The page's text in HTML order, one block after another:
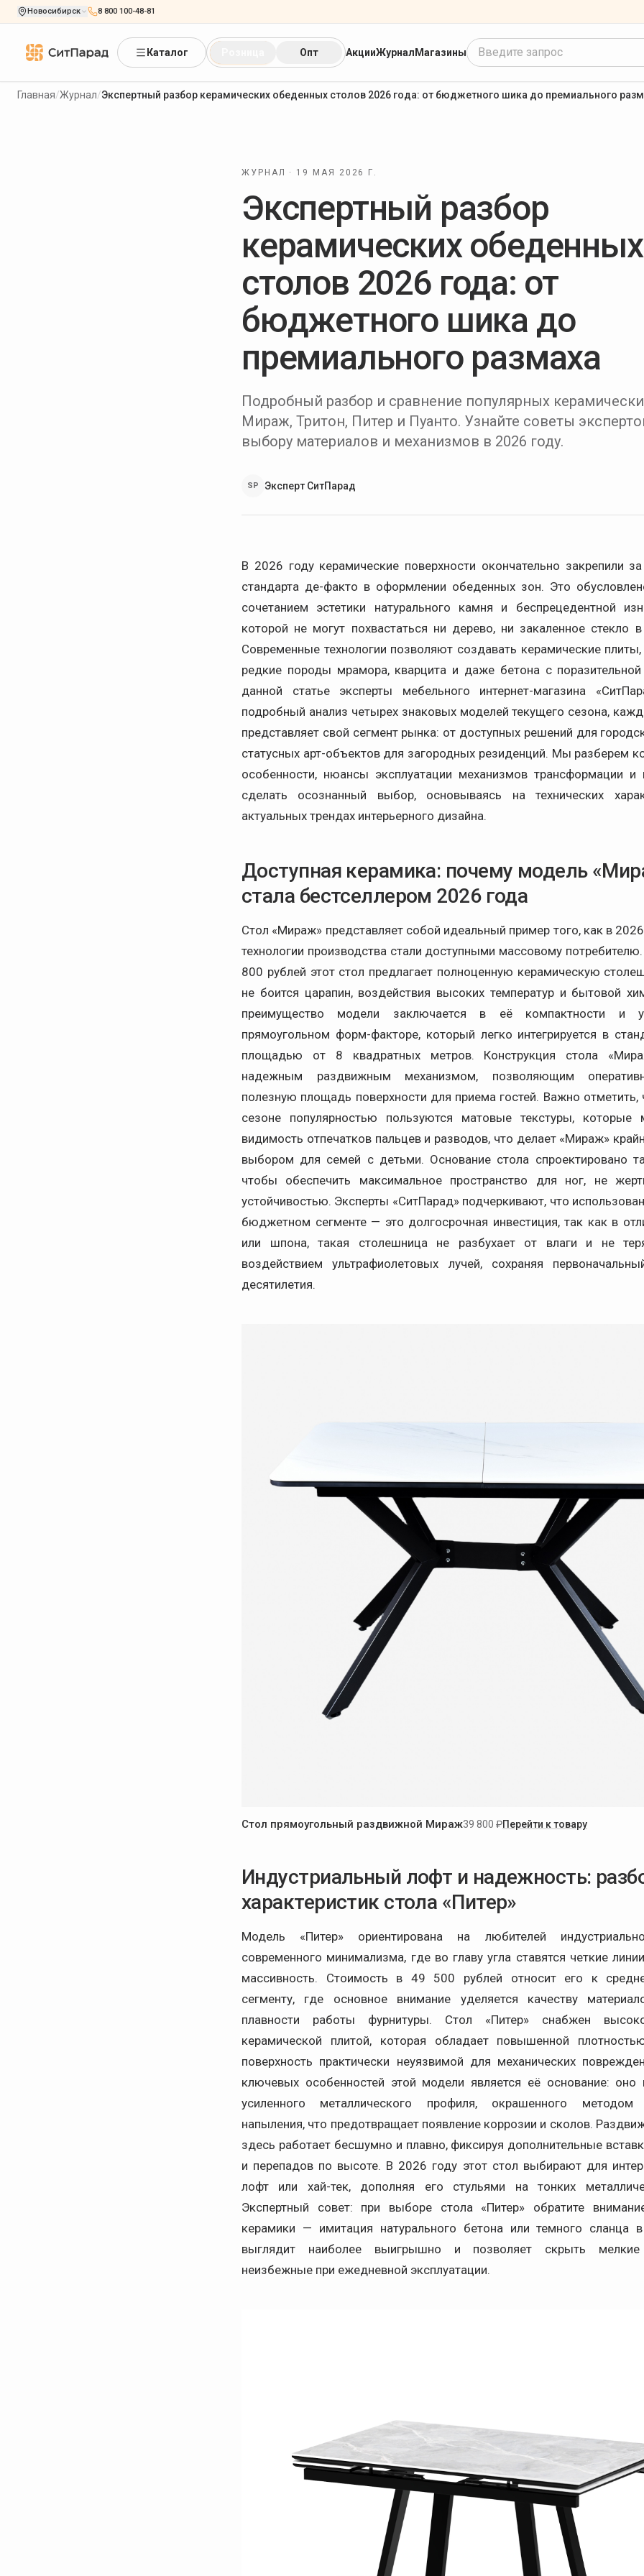
Новосибирск 8 800 100-48-81
Каталог Опт АкцииЖурнал Магазины Введите запрос
Главная/Журнал/Экспертный разбор керамических обеденных столов 2026 года: от бюджетного шика до премиального
ЖУРНАЛ · 19 МАЯ 2026 Г.
Экспертный разбор
керамических обеденных
столов 2026 года: от
бюджетного шика до
премиального размаха
Подробный разбор и сравнение популярных
Мираж, Тритон, Питер и Пуанто. Узнайте советы
выбору материалов и механизмов в 2026 году.
SP Эксперт СитПарад
В 2026 году керамические поверхности окончательно закрепили
стандарта де-факто в оформлении обеденных зон. Это
сочетанием эстетики натурального камня и беспрецедентной
которой не могут похвастаться ни дерево, ни закаленное стекло
Современные технологии позволяют создавать керамические
редкие породы мрамора, кварцита и даже бетона с
данной статье эксперты мебельного интернет-магазина
подробный анализ четырех знаковых моделей текущего сезона,
представляет свой сегмент рынка: от доступных решений для
статусных арт-объектов для загородных резиденций. Мы разберем
особенности, нюансы эксплуатации механизмов трансформации
сделать осознанный выбор, основываясь на технических
актуальных трендах интерьерного дизайна.
Доступная керамика: почему модель
стала бестселлером 2026 года
Стол «Мираж» представляет собой идеальный пример того, как в
технологии производства стали доступными массовому
800 рублей этот стол предлагает полноценную керамическую
не боится царапин, воздействия высоких температур и бытовой
преимущество модели заключается в её компактности и
прямоугольном форм-факторе, который легко интегрируется в
площадью от 8 квадратных метров. Конструкция стола
надежным раздвижным механизмом, позволяющим
полезную площадь поверхности для приема гостей. Важно отметить,
сезоне популярностью пользуются матовые текстуры, которые
видимость отпечатков пальцев и разводов, что делает «Мираж»
выбором для семей с детьми. Основание стола спроектировано
чтобы обеспечить максимальное пространство для ног, не
устойчивостью. Эксперты «СитПарад» подчеркивают, что
бюджетном сегменте — это долгосрочная инвестиция, так как в
или шпона, такая столешница не разбухает от влаги и не
воздействием ультрафиолетовых лучей, сохраняя
десятилетия.
Стол прямоугольный раздвижной Мираж39 800 ₽Перейти к товару
Индустриальный лофт и надежность:
характеристик стола «Питер»
Модель «Питер» ориентирована на любителей
современного минимализма, где во главу угла ставятся четкие
массивность. Стоимость в 49 500 рублей относит его к
сегменту, где основное внимание уделяется качеству
плавности работы фурнитуры. Стол «Питер» снабжен
керамической плитой, которая обладает повышенной
поверхность практически неуязвимой для механических
ключевых особенностей этой модели является её основание: оно
усиленного металлического профиля, окрашенного методом
напыления, что предотвращает появление коррозии и сколов.
здесь работает бесшумно и плавно, фиксируя дополнительные
и перепадов по высоте. В 2026 году этот стол выбирают для
лофт или хай-тек, дополняя его стульями на тонких
Экспертный совет: при выборе стола «Питер» обратите
керамики — имитация натурального бетона или темного сланца
выглядит наиболее выигрышно и позволяет скрыть мелкие
неизбежные при ежедневной эксплуатации.